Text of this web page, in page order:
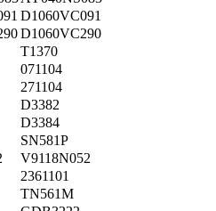
D1060VC091
D1060VC290
T1370
071104
271104
D3382
D3384
SN581P
V9118N052
2361101
TN561M